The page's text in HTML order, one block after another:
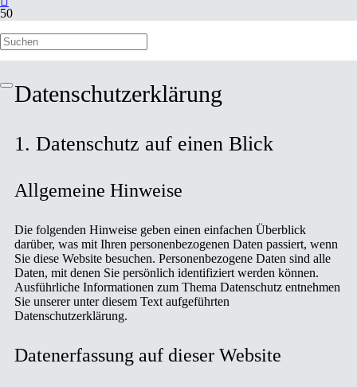
Datenschutzerklärung
Datenschutz­erklärung
1. Datenschutz auf einen Blick
Allgemeine Hinweise
Die folgenden Hinweise geben einen einfachen Überblick
darüber, was mit Ihren personenbezogenen Daten passiert, wenn
Sie diese Website besuchen. Personenbezogene Daten sind alle
Daten, mit denen Sie persönlich identifiziert werden können.
Ausführliche Informationen zum Thema Datenschutz entnehmen
Sie unserer unter diesem Text aufgeführten
Datenschutzerklärung.
Datenerfassung auf dieser Website